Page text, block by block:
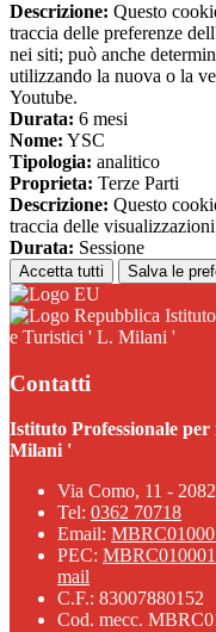
Descrizione: Questo
traccia delle preferenze
nei siti; può anche
utilizzando la nuova o la
Youtube.
Durata: 6 mesi
Nome: YSC
Tipologia: analitico
Proprieta: Terze Parti
Descrizione: Questo
traccia delle
Durata: Sessione
Accetta tutti Salva le
e Turistici ' L. Milani '
Contatti
Istituto Professionale
Milani '
Via Como, 11 -
Tel: 0362 70718
Email:
PEC:
mail
C.F.: 83007880152
Cod. mecc.